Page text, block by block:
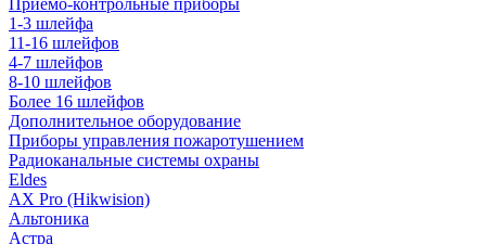
Приемо-контрольные приборы
1-3 шлейфа
11-16 шлейфов
4-7 шлейфов
8-10 шлейфов
Более 16 шлейфов
Дополнительное оборудование
Приборы управления пожаротушением
Радиоканальные системы охраны
Eldes
AX Pro (Hikwision)
Альтоника
Астра